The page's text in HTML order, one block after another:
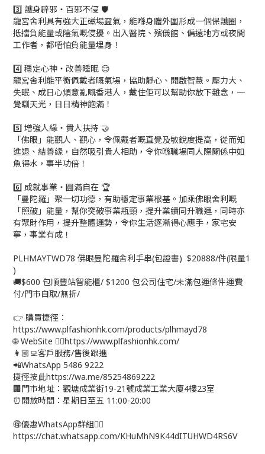
3️⃣ 護身辟邪・百邪不侵 🛡️
龍宮舍利具有強大正磁場靈氣，能喺身體外圍形成一個保護圈，
抵擋負能量或陰氣嘅侵擾。出入醫院、殯儀館、偏遠地方或夜間
工作者，都唔怕負能量埋身！
4️⃣ 穩定心神・改善睡眠 😌
龍宮舍利能平衡佩戴者嘅氣場，協助靜心、開啟智慧。壓力大、
失眠、成日心煩意亂嘅香港人，戴住佢可以幫助你放下雜念，一
覺瞓天光，日日精神飽滿！
5️⃣ 增強人緣・貴人扶持 🤝
「佛眼」能觀人、觀心，令佩戴者嘅直覺及敏銳度提高，從而知
進退、結善緣，自然吸引貴人相助，令你喺職場同人際關係中如
魚得水，事半功倍！
6️⃣ 成就事業・圓滿自在 🏆
「曼陀羅」聚一切功德，有助穩定事業根基。加乘佛眼舍利嘅
「照破」能量，幫你突破事業瓶頸，提升業績同升職運，同時亦
有聚財作用，提升整體運勢，令你生活逐漸得心應手，家宅安
寧，事業有成！
PLHMAYTWD78 佛眼曼陀羅舍利手串(包證書) $20888/件(限量1
)
🚚$600 包順豐站智能櫃/ $1200 包公司住宅/未滿包運條件運費
付/門市自取/無折/
👉 購買捷徑：
https://www.plfashionhk.com/products/plhmayd78
🌐 WebSite 👉🏻https://www.plfashionhk.com/
👩🏼‍💻客戶服務/售後跟進
📲WhatsApp 5486 9222
捷徑按此https://wa.me/85254869222
🏢門市地址：觀塘成業街19-21號成業工業大廈4樓23室
⏰開放時間：星期日至五 11:00-20:00
🉐優惠WhatsApp群組👉🏻
https://chat.whatsapp.com/KHuMhN9K44dITUHWD4RS6V